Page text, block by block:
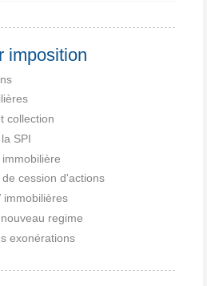
imposition
collection
SPI
cession d'actions
immobilières
regime
exonérations